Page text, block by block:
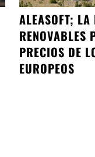
ALEASOFT;
RENOVABLES
PRECIOS DE
EUROPEOS